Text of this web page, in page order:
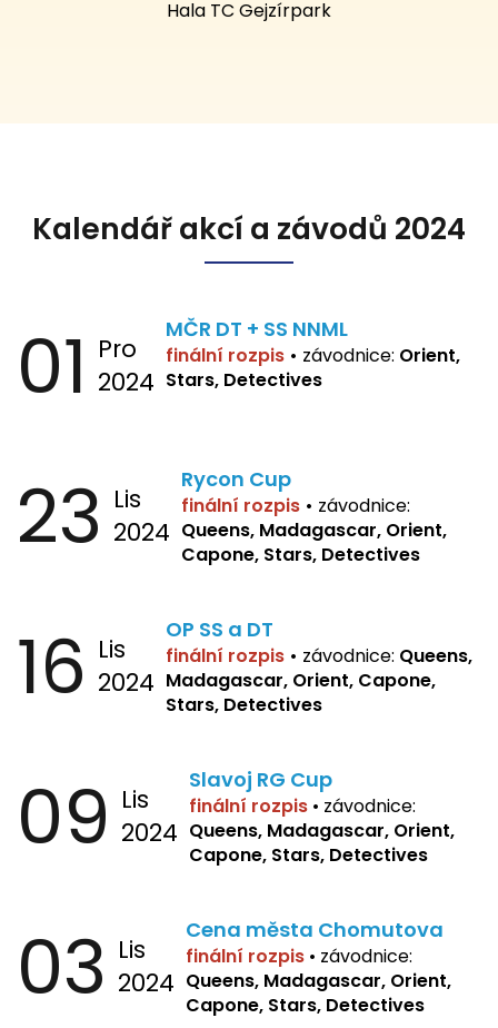
Hala TC Gejzírpark
Kalendář akcí a závodů 2024
01 Pro
2024
MČR DT + SS NNML
finální rozpis • závodnice: Orient,
Stars, Detectives
23 Lis
2024
Rycon Cup
finální rozpis • závodnice:
Queens, Madagascar, Orient,
Capone, Stars, Detectives
16 Lis
2024
OP SS a DT
finální rozpis • závodnice: Queens,
Madagascar, Orient, Capone,
Stars, Detectives
09 Lis
2024
Slavoj RG Cup
finální rozpis • závodnice:
Queens, Madagascar, Orient,
Capone, Stars, Detectives
03 Lis
2024
Cena města Chomutova
finální rozpis • závodnice:
Queens, Madagascar, Orient,
Capone, Stars, Detectives